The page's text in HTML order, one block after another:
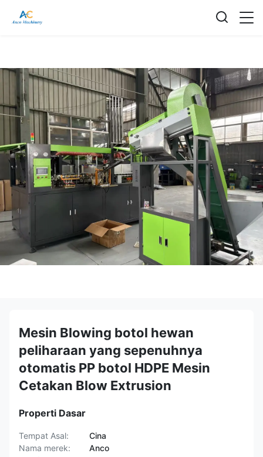
Mesin Blowing botol hewan
peliharaan yang sepenuhnya
otomatis PP botol HDPE Mesin
Cetakan Blow Extrusion
Properti Dasar
Tempat Asal:
Cina
Nama merek:
Anco